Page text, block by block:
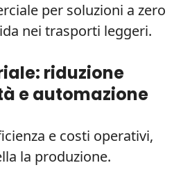
per soluzioni a zero
nei trasporti leggeri.
riduzione
e automazione
e costi operativi,
la produzione.